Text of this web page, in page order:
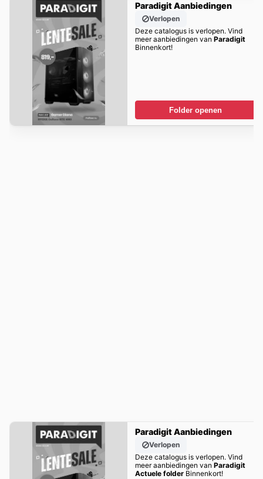
Paradigit Aanbiedingen
Verlopen
Deze catalogus is verlopen. Vind
meer aanbiedingen van Paradigit
Binnenkort!
Folder openen
Paradigit Aanbiedingen
Verlopen
Deze catalogus is verlopen. Vind
meer aanbiedingen van Paradigit
Actuele folderBinnenkort!